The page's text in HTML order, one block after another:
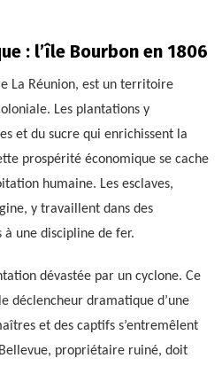
: l’île Bourbon en 1806
La Réunion, est un territoire
Les plantations y
et du sucre qui enrichissent la
prospérité économique se cache
humaine. Les esclaves,
y travaillent dans des
une discipline de fer.
dévastée par un cyclone. Ce
déclencheur dramatique d’une
et des captifs s’entremêlent
propriétaire ruiné, doit